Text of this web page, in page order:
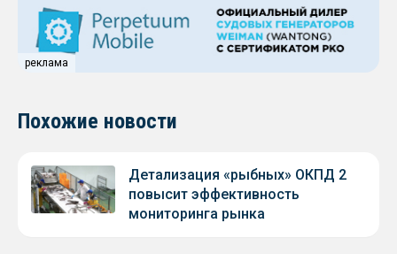
реклама
Похожие новости
Детализация «рыбных» ОКПД 2
повысит эффективность
мониторинга рынка